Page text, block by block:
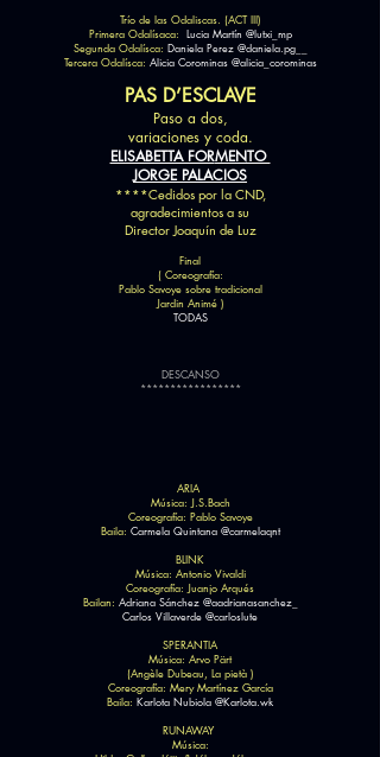
Trío de las Odaliscas. (ACT III)
Primera Odalísaca: Lucia Martín @lutxi_mp
Segunda Odalísca: Daniela Perez @daniela.pg__
Tercera Odalísca: Alicia Corominas @alicia_corominas
PAS D’ESCLAVE
Paso a dos,
variaciones y coda.
ELISABETTA FORMENTO
JORGE PALACIOS
****Cedidos por la CND,
agradecimientos a su
Director Joaquín de Luz
Final
( Coreografía:
Pablo Savoye sobre tradicional
Jardin Animé )
TODAS
DESCANSO
*****************
ARIA
Música: J.S.Bach
Coreografía: Pablo Savoye
Baila: Carmela Quintana @carmelaqnt
BLINK
Música: Antonio Vivaldi
Coreografía: Juanjo Arqués
Bailan: Adriana Sánchez @aadrianasanchez_
Carlos Villaverde @carloslute
SPERANTIA
Música: Arvo Pärt
(Angèle Dubeau, La pietà )
Coreografía: Mery Martínez García
Baila: Karlota Nubiola @Karlota.wk
RUNAWAY
Música: